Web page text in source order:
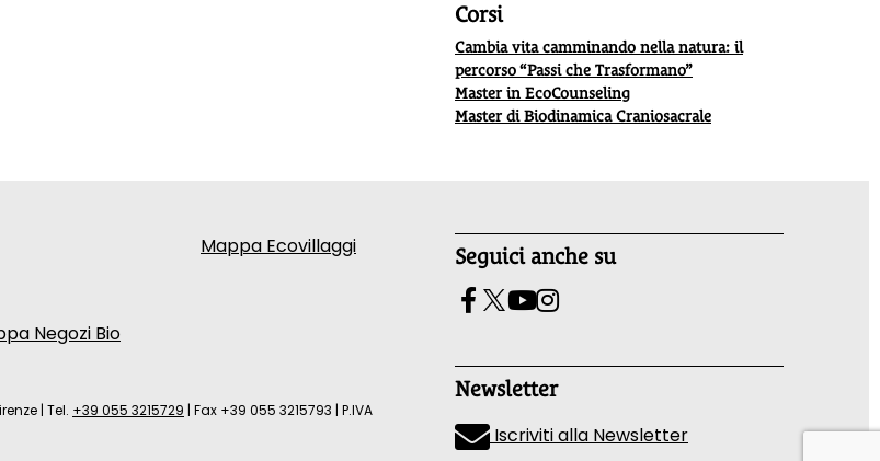
Corsi
Cambia vita camminando nella natura: il
percorso “Passi che Trasformano”
Master in EcoCounseling
Master di Biodinamica Craniosacrale
Negozi Bio
Mappa Ecovillaggi Seguici anche su
Newsletter
Iscriviti alla Newsletter
| Tel. +39 055 3215729 | Fax +39 055 3215793 | P.IVA